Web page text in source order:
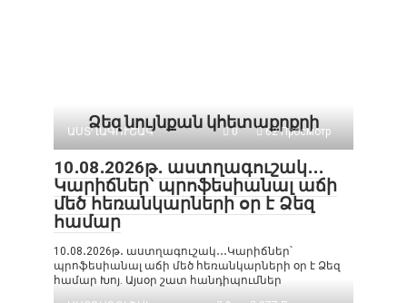
Ձեզ նույնքան կհետաքրքրի
ԱՍՏՂԱԳՈՒՇԱԿ 0 62 Просмотр
10․08․2026թ․ աստղագուշակ․․․
Կարիճներ՝ պրոֆեսիանալ աճի
մեծ հեռանկարների օր է Ձեզ
համար
10․08․2026թ․ աստղագուշակ․․․Կարիճներ՝
պրոֆեսիանալ աճի մեծ հեռանկարների օր է Ձեզ
համար Խոյ. Այսօր շատ հանդիպումներ